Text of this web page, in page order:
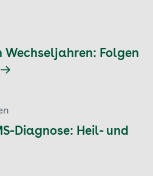
Folgen
Diagnose: Heil- und